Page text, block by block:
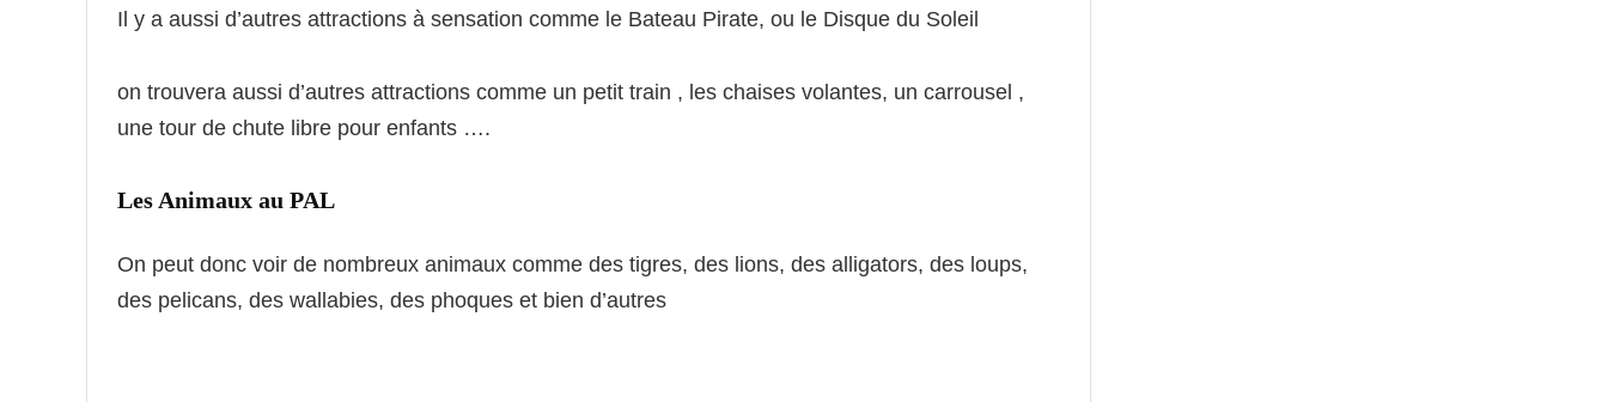
Il y a aussi d’autres attractions à sensation comme le Bateau Pirate, ou le Disque du Soleil
on trouvera aussi d’autres attractions comme un petit train , les chaises volantes, un carrousel ,
une tour de chute libre pour enfants ….
Les Animaux au PAL
On peut donc voir de nombreux animaux comme des tigres, des lions, des alligators, des loups,
des pelicans, des wallabies, des phoques et bien d’autres